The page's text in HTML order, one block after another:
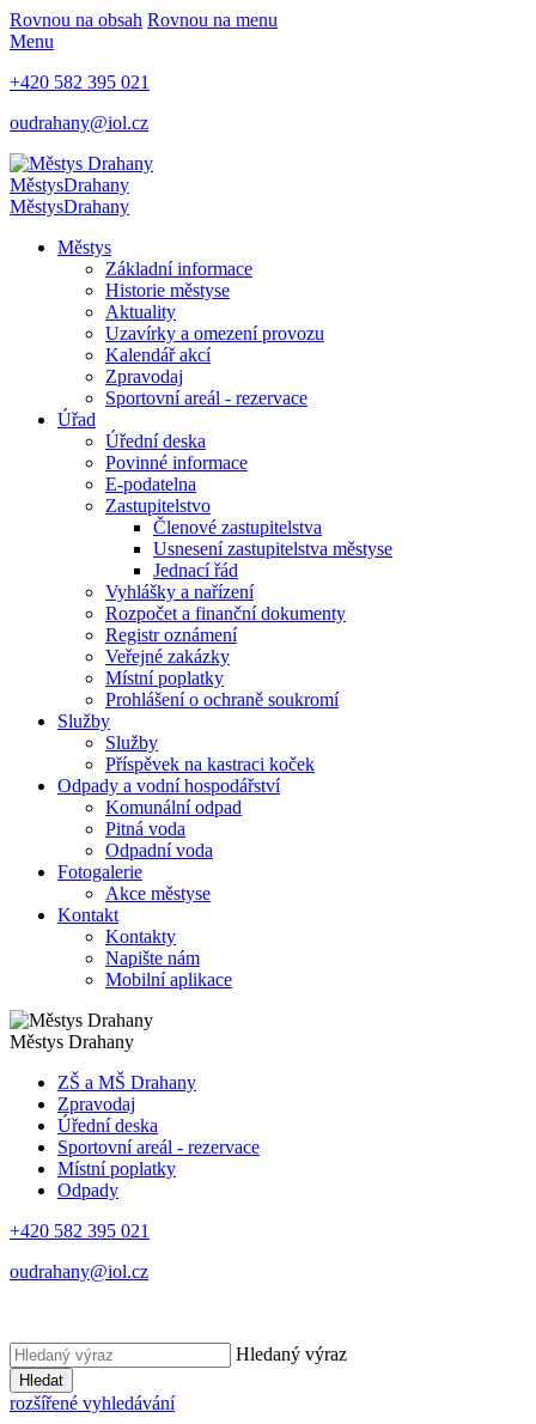
Rovnou na obsah Rovnou na menu
Menu
+420 582 395 021
oudrahany@iol.cz
MěstysDrahany
MěstysDrahany
Městys
Základní informace
Historie městyse
Aktuality
Uzavírky a omezení provozu
Kalendář akcí
Zpravodaj
Sportovní areál - rezervace
Úřad
Úřední deska
Povinné informace
E-podatelna
Zastupitelstvo
Členové zastupitelstva
Usnesení zastupitelstva městyse
Jednací řád
Vyhlášky a nařízení
Rozpočet a finanční dokumenty
Registr oznámení
Veřejné zakázky
Místní poplatky
Prohlášení o ochraně soukromí
Služby
Služby
Příspěvek na kastraci koček
Odpady a vodní hospodářství
Komunální odpad
Pitná voda
Odpadní voda
Fotogalerie
Akce městyse
Kontakt
Kontakty
Napište nám
Mobilní aplikace
Městys Drahany
ZŠ a MŠ Drahany
Zpravodaj
Úřední deska
Sportovní areál - rezervace
Místní poplatky
Odpady
+420 582 395 021
oudrahany@iol.cz
Hledaný výraz
Hledat
rozšířené vyhledávání